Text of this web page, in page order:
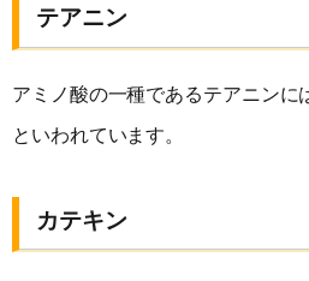
テアニン
アミノ酸の一種であるテアニンに
といわれています。
カテキン